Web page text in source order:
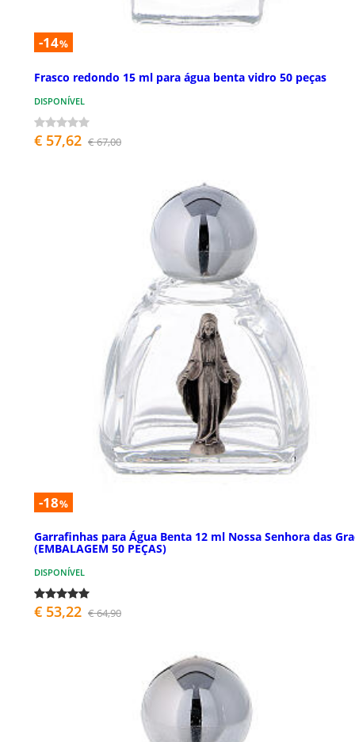
-14%
Frasco redondo 15 ml para água benta vidro 50 peças
DISPONÍVEL
€ 57,62 € 67,00
-18%
Garrafinhas para Água Benta 12 ml Nossa Senhora das
(EMBALAGEM 50 PEÇAS)
DISPONÍVEL
€ 53,22 € 64,90